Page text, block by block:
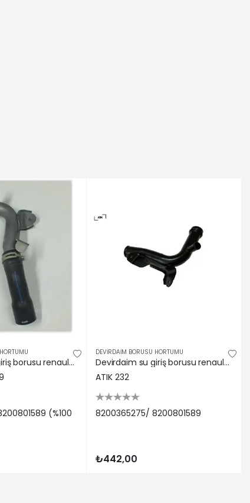
/ 2006-08-01
| 2010-12-01 / -
01 / 2016-09-01
01 / 2016-09-01
08-01 / 2014-07-01
Ps | 2010-05-01 / -
/ -
07-01 / -
01-01 / 2007-08-01
02-01 / 2016-09-01
01 / 2016-09-01
01-01 / 2014-07-01
EL0S) (Dizel) - 66 Kw 90 Ps | 2006-08-01 / -
| 2010-05-01 / -
09-01 / -
- 96 Kw 131 Ps | 2007-10-01 / 2015-12-01
Kw 178 Ps | 2008-03-01 / 2015-12-01
09-01 / 2009-07-01
| 2008-03-01 / 2015-12-01
KT1W) (Dizel) - 110 Kw 150 Ps | 2007-10-01 / 2015-12-
09-01 / -
125 Ps | 2010-05-01 / -
08-01 / 2014-07-01
10-01 / 2015-08-01
131 Ps | 2007-10-01 / 2015-12-01
Devirdaim su giriş borusu renault master ııı 10 2.3dci trafıc ıı 2.0dci maıs 8200365275/ 8200801589
(%100
DEVİRDAİM BORUSU HORTUMU
Devirdaim su giriş borusu renault master ııı 10 2.3dci trafıc ıı 2.0dci atık 8200365275/ 8200801589
ATIK 232
8200365275/ 8200801589
₺442,00